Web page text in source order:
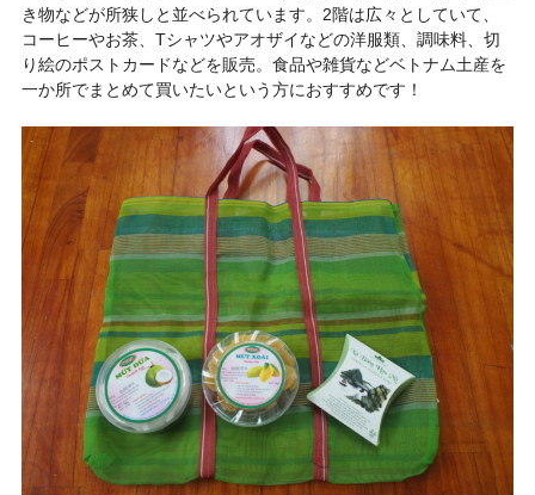
き物などが所狭しと並べられています。2階は広々としていて、
コーヒーやお茶、Tシャツやアオザイなどの洋服類、調味料、切
り絵のポストカードなどを販売。食品や雑貨などベトナム土産を
一か所でまとめて買いたいという方におすすめです！